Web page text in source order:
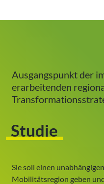
Ausgangspunkt der
erarbeitenden
Studie
Sie soll einen
Mobilitätsregion geben